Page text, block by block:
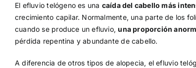
El efluvio telógeno es una caída del cabello más
crecimiento capilar. Normalmente, una parte de los
cuando se produce un efluvio,una proporción
pérdida repentina y abundante de cabello.
A diferencia de otros tipos de alopecia, el efluvio